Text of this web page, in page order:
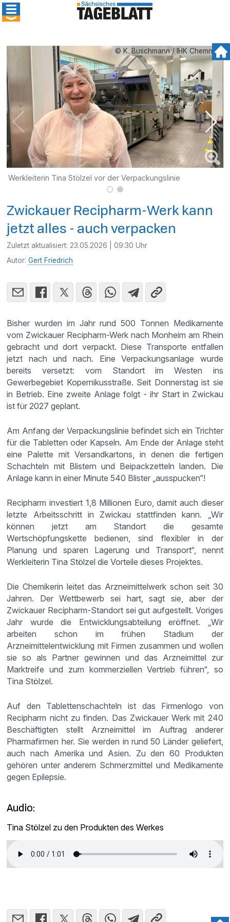
© K. Buschmann / IHK Chemnitz
Werkleiterin Tina Stölzel vor der Verpackungslinie
Zwickauer Recipharm-Werk kann
jetzt alles - auch verpacken
Zuletzt aktualisiert: 23.05.2026 | 09:30 Uhr
Autor:Gert Friedrich
Bisher wurden im Jahr rund 500 Tonnen Medikamente
vom Zwickauer Recipharm-Werk nach Monheim am Rhein
gebracht und dort verpackt. Diese Transporte entfallen
jetzt nach und nach. Eine Verpackungsanlage wurde
bereits versetzt: vom Standort im Westen ins
Gewerbegebiet Kopernikusstraße. Seit Donnerstag ist sie
in Betrieb. Eine zweite Anlage folgt - ihr Start in Zwickau
ist für 2027 geplant.
Am Anfang der Verpackungslinie befindet sich ein Trichter
für die Tabletten oder Kapseln. Am Ende der Anlage steht
eine Palette mit Versandkartons, in denen die fertigen
Schachteln mit Blistern und Beipackzetteln landen. Die
Anlage kann in einer Minute 540 Blister „ausspucken“!
Recipharm investiert 1,8 Millionen Euro, damit auch dieser
letzte Arbeitsschritt in Zwickau stattfinden kann. „Wir
können jetzt am Standort die gesamte
Wertschöpfungskette bedienen, sind flexibler in der
Planung und sparen Lagerung und Transport“, nennt
Werkleiterin Tina Stölzel die Vorteile dieses Projektes.
Die Chemikerin leitet das Arzneimittelwerk schon seit 30
Jahren. Der Wettbewerb sei hart, sagt sie, aber der
Zwickauer Recipharm-Standort sei gut aufgestellt. Voriges
Jahr wurde die Entwicklungsabteilung eröffnet. „Wir
arbeiten schon im frühen Stadium der
Arzneimittelentwicklung mit Firmen zusammen und wollen
sie so als Partner gewinnen und das Arzneimittel zur
Marktreife und zum kommerziellen Vertrieb führen“, so
Tina Stölzel.
Auf den Tablettenschachteln ist das Firmenlogo von
Recipharm nicht zu finden. Das Zwickauer Werk mit 240
Beschäftigten stellt Arzneimittel im Auftrag anderer
Pharmafirmen her. Sie werden in rund 50 Länder geliefert,
auch nach Amerika und Asien. Zu den 60 Produkten
gehören unter anderem Schmerzmittel und Medikamente
gegen Epilepsie.
Audio:
Tina Stölzel zu den Produkten des Werkes